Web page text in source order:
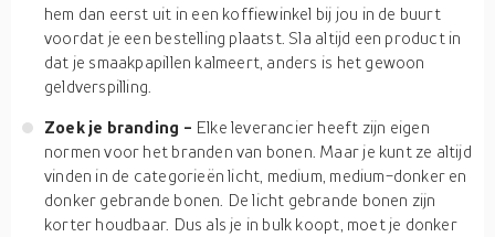
hem dan eerst uit in een koffiewinkel bij jou in de buurt
voordat je een bestelling plaatst. Sla altijd een product in
dat je smaakpapillen kalmeert, anders is het gewoon
geldverspilling.
Zoek je branding - Elke leverancier heeft zijn eigen
normen voor het branden van bonen. Maar je kunt ze altijd
vinden in de categorieën licht, medium, medium-donker en
donker gebrande bonen. De licht gebrande bonen zijn
korter houdbaar. Dus als je in bulk koopt, moet je donker